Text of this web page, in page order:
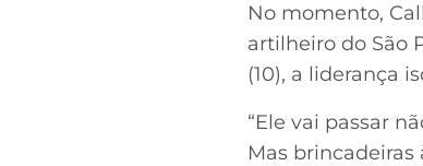
No momento,
artilheiro do São
(10), a liderança
“Ele vai passar
Mas